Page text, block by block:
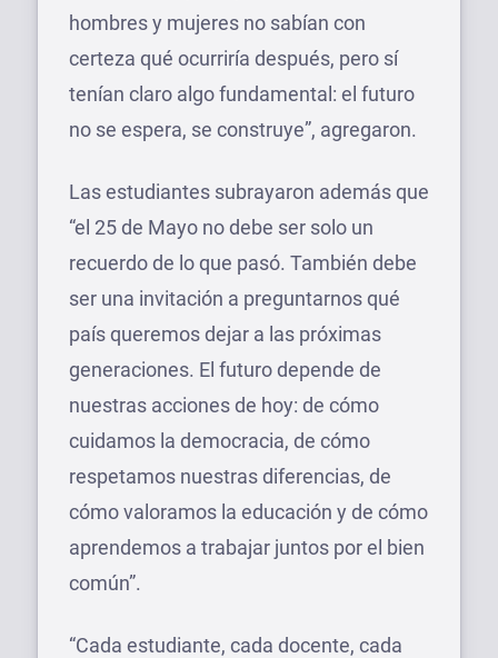
hombres y mujeres no sabían con
certeza qué ocurriría después, pero sí
tenían claro algo fundamental: el futuro
no se espera, se construye”, agregaron.
Las estudiantes subrayaron además que
“el 25 de Mayo no debe ser solo un
recuerdo de lo que pasó. También debe
ser una invitación a preguntarnos qué
país queremos dejar a las próximas
generaciones. El futuro depende de
nuestras acciones de hoy: de cómo
cuidamos la democracia, de cómo
respetamos nuestras diferencias, de
cómo valoramos la educación y de cómo
aprendemos a trabajar juntos por el bien
común”.
“Cada estudiante, cada docente, cada